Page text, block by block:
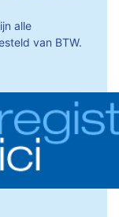
alle
van BTW.